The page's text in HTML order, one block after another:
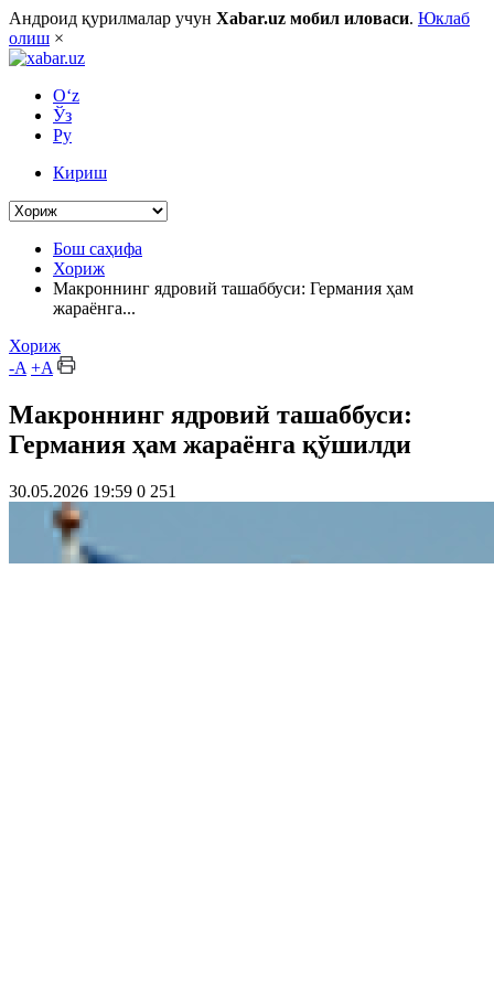
Андроид қурилмалар учун Xabar.uz мобил иловаси. Юклаб
олиш ×
O‘z
Ўз
Ру
Кириш
Бош саҳифа
Хориж
Макроннинг ядровий ташаббуси: Германия ҳам
жараёнга...
Хориж
-A +A
Макроннинг ядровий ташаббуси:
Германия ҳам жараёнга қўшилди
30.05.2026 19:59 0 251